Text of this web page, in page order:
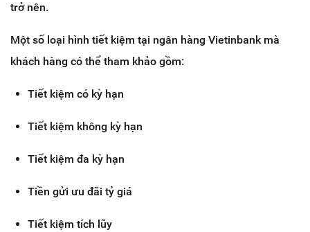
trở nên.
Một số loại hình tiết kiệm tại ngân hàng Vietinbank mà
khách hàng có thể tham khảo gồm:
Tiết kiệm có kỳ hạn
Tiết kiệm không kỳ hạn
Tiết kiệm đa kỳ hạn
Tiền gửi ưu đãi tỷ giá
Tiết kiệm tích lũy